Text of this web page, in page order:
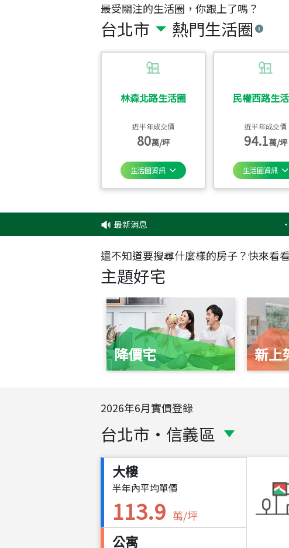
最受關注的生活圈，你跟上了嗎？
台北市 熱門生活圈
林森北路生活圈
近半年成交價
80萬/坪
生活圈資訊
民權西路生
近半年成交價
94.1萬/坪
生活圈資訊
最新消息 ✦✦信
還不知道要搜尋什麼樣的房子？快來看看
主題好宅
降價宅 新上
2026年6月實價登錄
台北市 ・ 信義區
大樓
半年內平均單價
113.9 萬/坪
公寓